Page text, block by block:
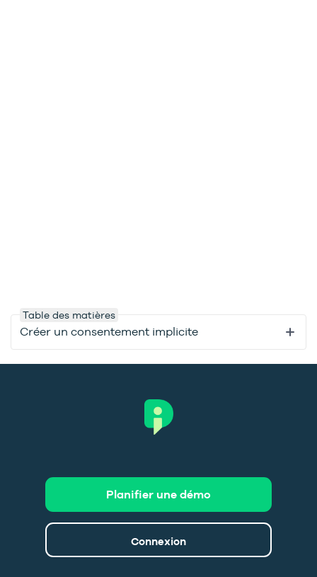
Table des matières
Créer un consentement implicite
Connexion
Planifier une démo